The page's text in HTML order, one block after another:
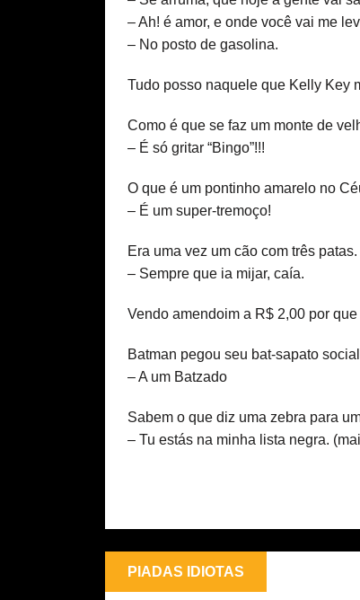
– Ah! é amor, e onde você vai me
– No posto de gasolina.
Tudo posso naquele que Kelly Key
Como é que se faz um monte de
– É só gritar “Bingo”!!!
O que é um pontinho amarelo no
– É um super-tremoço!
Era uma vez um cão com três patas.
– Sempre que ia mijar, caía.
Vendo amendoim a R$ 2,00 por
Batman pegou seu bat-sapato
– A um Batzado
Sabem o que diz uma zebra para
– Tu estás na minha lista negra.
PIADAS IDIOTAS